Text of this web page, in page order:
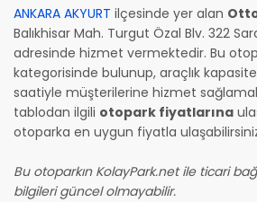
ANKARA AKYURT ilçesinde yer alan
Balıkhisar Mah. Turgut Özal Blv. 322
adresinde hizmet vermektedir. Bu
kategorisinde bulunup, araçlık
saatiyle müşterilerine hizmet
tablodan ilgili otopark fiyatlarına
otoparka en uygun fiyatla
Bu otoparkın KolayPark.net ile ticari
bilgileri güncel olmayabilir.